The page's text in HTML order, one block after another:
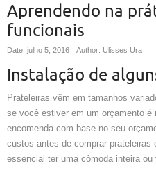
Aprendendo na
funcionais
Date: julho 5, 2016 Author: Ulisses Ura
Instalação de
Prateleiras vêm em tamanhos
se você estiver em um orçamento é
encomenda com base no seu
custos antes de comprar prateleiras
essencial ter uma cômoda inteira